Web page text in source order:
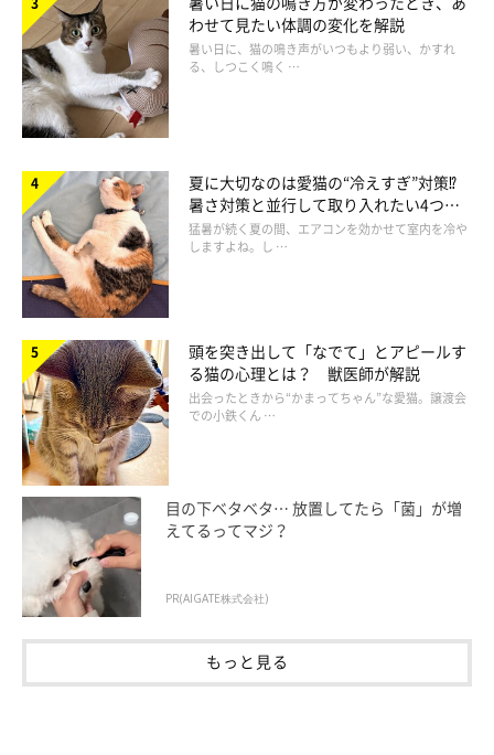
ねこのきもち投稿写真ギャラリー
ほかの猫がついてくるため粗相をしてしまう
3匹のうち1匹がトイレに行くのに、ほかの2匹がついてくるた
め、粗相をしてしまうという問題。ついてくる2匹は、トイレ以
外にもこの猫のことを見張っている可能性があります。近くに生
粗相してしまう猫をほかの2匹から離すため、その猫専用のトイ
レや空間を用意してあげましょう。
わせて見たい体調の変化を解説
暑い日に、猫の鳴き声がいつもより弱い、かすれ
る、しつこく鳴く …
夏に大切なのは愛猫の“冷えすぎ”対策⁉
暑さ対策と並行して取り入れたい4つの
工夫
猛暑が続く夏の間、エアコンを効かせて室内を冷や
しますよね。し …
頭を突き出して「なでて」とアピールす
る猫の心理とは？ 獣医師が解説
出会ったときから“かまってちゃん”な愛猫。譲渡会
での小鉄くん …
目の下ベタベタ… 放置してたら「菌」が増
えてるってマジ？
PR(AIGATE株式会社)
もっと見る